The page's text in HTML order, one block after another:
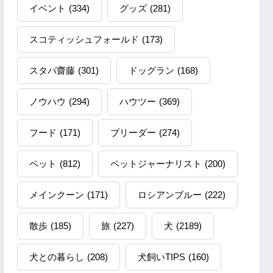
イベント (334) グッズ (281)
スコティッシュフォールド (173)
スタパ齋藤 (301) ドッグラン (168)
ノウハウ (294) ハウツー (369)
フード (171) ブリーダー (274)
ペット (812) ペットジャーナリスト (200)
メインクーン (171) ロシアンブルー (222)
散歩 (185) 旅 (227) 犬 (2189)
犬との暮らし (208) 犬飼いTIPS (160)